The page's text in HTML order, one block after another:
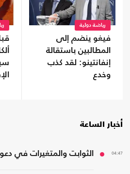
رياضة دولية
فيغو ينضم إلى
المطالبين باستقالة
إنفانتينو: لقد كذب
وخدع
أخبار الساعة
04:47 الثوابت والمتغيرات في